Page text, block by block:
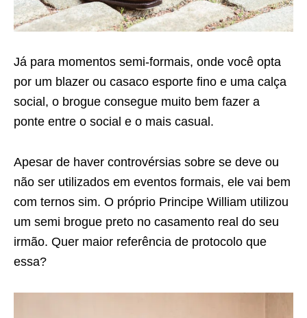
Já para momentos semi-formais, onde você opta
por um blazer ou casaco esporte fino e uma calça
social, o brogue consegue muito bem fazer a
ponte entre o social e o mais casual.
Apesar de haver controvérsias sobre se deve ou
não ser utilizados em eventos formais, ele vai bem
com ternos sim. O próprio Principe William utilizou
um semi brogue preto no casamento real do seu
irmão. Quer maior referência de protocolo que
essa?